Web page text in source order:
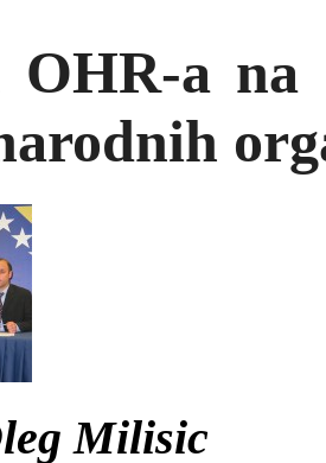
OHR-a na
Milisic